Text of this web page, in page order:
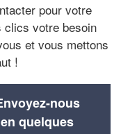
pour votre
clics votre besoin
et vous mettons
!
nous
en quelques